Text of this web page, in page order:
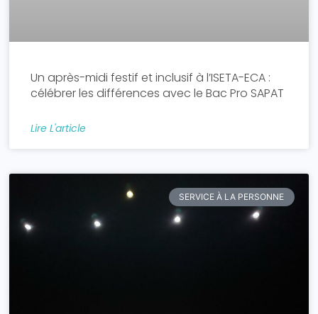
Un après-midi festif et inclusif à l’ISETA-ECA :
célébrer les différences avec le Bac Pro SAPAT
Lire L'article
SERVICE À LA PERSONNE